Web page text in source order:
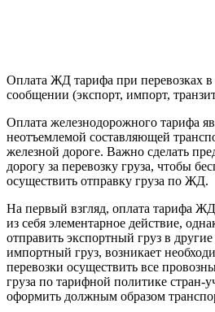
Оплата ЖД тарифа при перевозках
сообщении (экспорт, импорт,
Оплата железнодорожного тарифа
неотъемлемой составляющей
железной дороге. Важно сделать
дорогу за перевозку груза, чтобы
осуществить отправку груза по ЖД.
На первый взгляд, оплата тарифа ЖД
из себя элементарное действие,
отправить экспортный груз в
импортный груз, возникает
перевозки осуществить все
груза по тарифной политике стран-
оформить должным образом